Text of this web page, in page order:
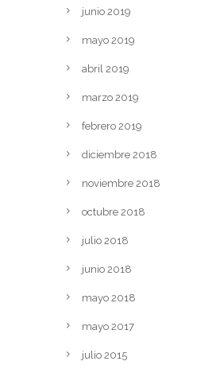
junio 2019
mayo 2019
abril 2019
marzo 2019
febrero 2019
diciembre 2018
noviembre 2018
octubre 2018
julio 2018
junio 2018
mayo 2018
mayo 2017
julio 2015